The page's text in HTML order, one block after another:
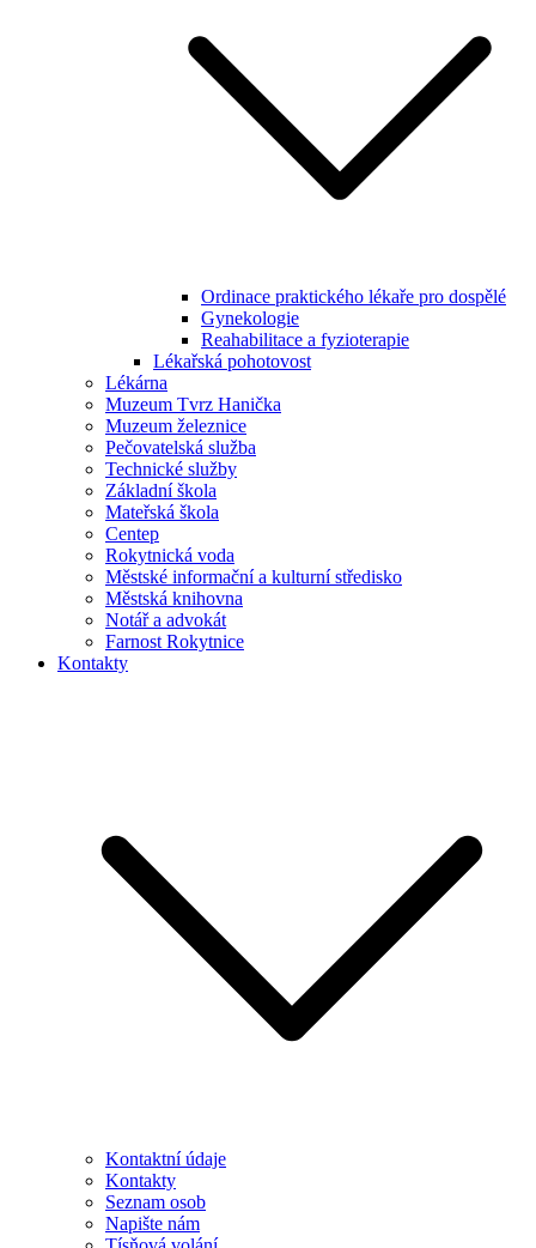
Ordinace praktického lékaře pro dospělé
Gynekologie
Reahabilitace a fyzioterapie
Lékařská pohotovost
Lékárna
Muzeum Tvrz Hanička
Muzeum železnice
Pečovatelská služba
Technické služby
Základní škola
Mateřská škola
Centep
Rokytnická voda
Městské informační a kulturní středisko
Městská knihovna
Notář a advokát
Farnost Rokytnice
Kontakty
Kontaktní údaje
Kontakty
Seznam osob
Napište nám